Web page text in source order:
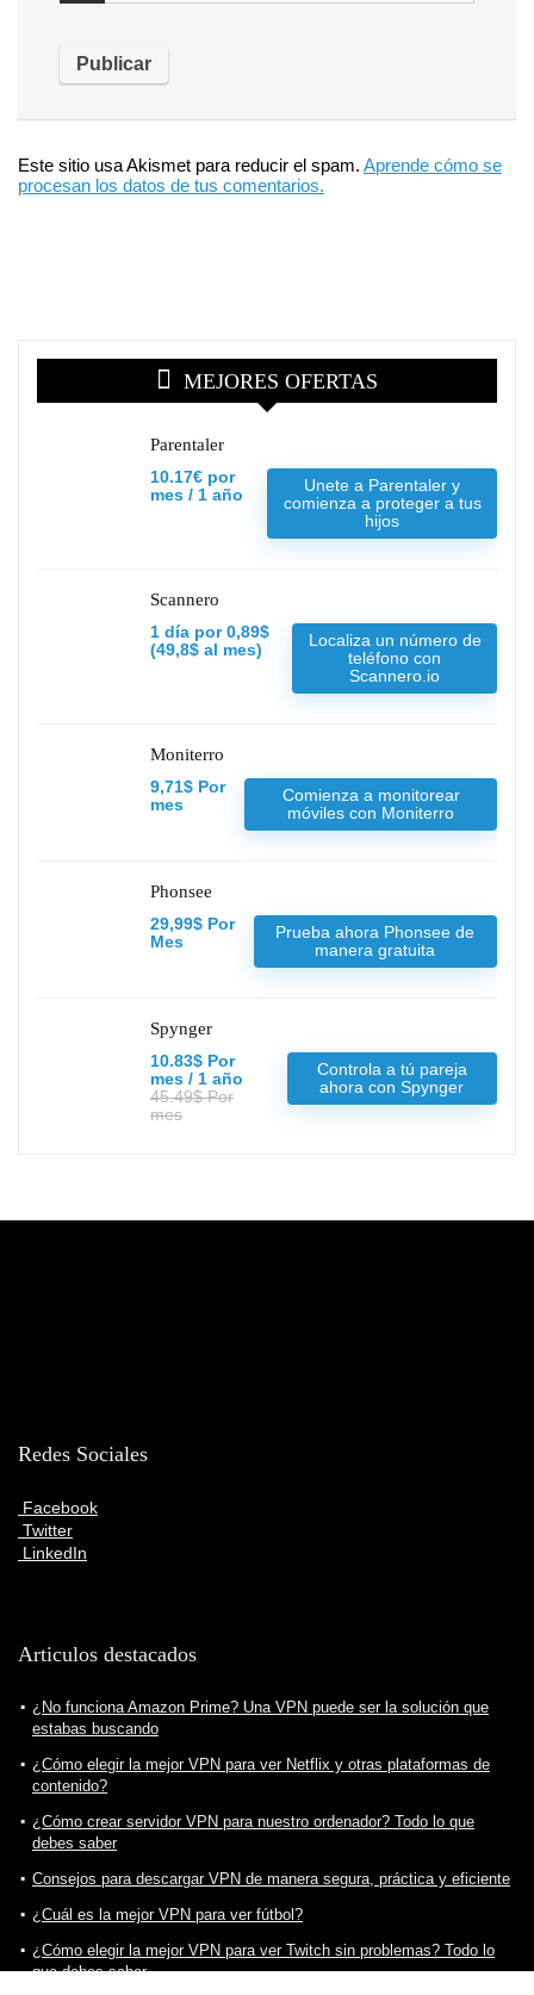
Este sitio usa Akismet para reducir el spam. Aprende cómo se
procesan los datos de tus comentarios.
MEJORES OFERTAS
Parentaler
10.17€ por
mes / 1 año
Unete a Parentaler y
comienza a proteger a tus
hijos
Scannero
1 día por 0,89$
(49,8$ al mes)
Localiza un número de
teléfono con
Scannero.io
Moniterro
9,71$ Por
mes
Comienza a monitorear
móviles con Moniterro
Phonsee
29,99$ Por
Mes
Prueba ahora Phonsee de
manera gratuita
Spynger
10.83$ Por
mes / 1 año
45.49$ Por
mes
Controla a tú pareja
ahora con Spynger
Redes Sociales
Facebook
Twitter
LinkedIn
Articulos destacados
¿No funciona Amazon Prime? Una VPN puede ser la solución que
estabas buscando
¿Cómo elegir la mejor VPN para ver Netflix y otras plataformas de
contenido?
¿Cómo crear servidor VPN para nuestro ordenador? Todo lo que
debes saber
Consejos para descargar VPN de manera segura, práctica y eficiente
¿Cuál es la mejor VPN para ver fútbol?
¿Cómo elegir la mejor VPN para ver Twitch sin problemas? Todo lo
que debes saber